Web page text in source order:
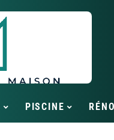
PISCINE